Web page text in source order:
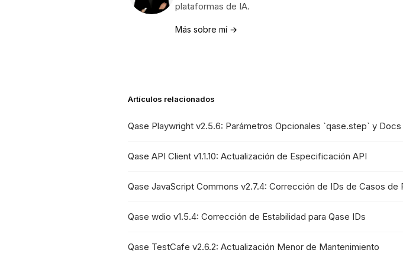
plataformas de IA.
Más sobre mí →
Artículos relacionados
Qase Playwright v2.5.6: Parámetros Opcionales `qase.step` y Docs
Qase API Client v1.1.10: Actualización de Especificación API
Qase JavaScript Commons v2.7.4: Corrección de IDs de Casos de
Qase wdio v1.5.4: Corrección de Estabilidad para Qase IDs
Qase TestCafe v2.6.2: Actualización Menor de Mantenimiento